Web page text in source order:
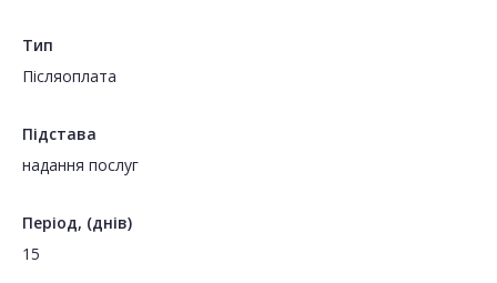
Тип
Пiсляоплата
Підстава
надання послуг
Період, (днів)
15